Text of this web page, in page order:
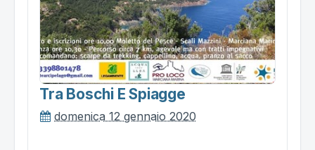
Tra Boschi E Spiagge
domenica 12 gennaio 2020